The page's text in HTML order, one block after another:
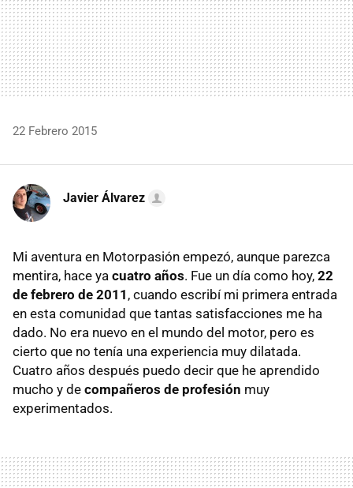
22 Febrero 2015
Javier Álvarez
Mi aventura en Motorpasión empezó, aunque parezca
mentira, hace ya cuatro años. Fue un día como hoy, 22
de febrero de 2011 , cuando escribí mi primera entrada
en esta comunidad que tantas satisfacciones me ha
dado. No era nuevo en el mundo del motor, pero es
cierto que no tenía una experiencia muy dilatada.
Cuatro años después puedo decir que he aprendido
mucho y de compañeros de profesión muy
experimentados.